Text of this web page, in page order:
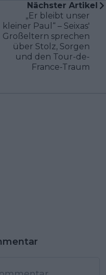
Nächster Artikel
„Er bleibt unser
kleiner Paul“ – Seixas'
Großeltern sprechen
über Stolz, Sorgen
und den Tour-de-
France-Traum